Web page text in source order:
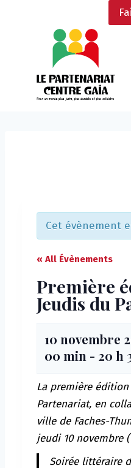
Cet évènement
« All Évènements
Première
Jeudis du
10 novembre
00 min - 20 h
La première édition
Partenariat, en
ville de Faches-
jeudi 10 novembre
Soirée littéraire